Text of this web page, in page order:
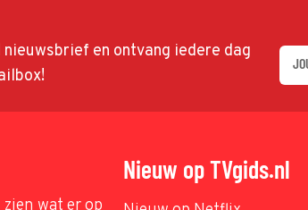
en ontvang iedere dag
Nieuw op TVgids.nl